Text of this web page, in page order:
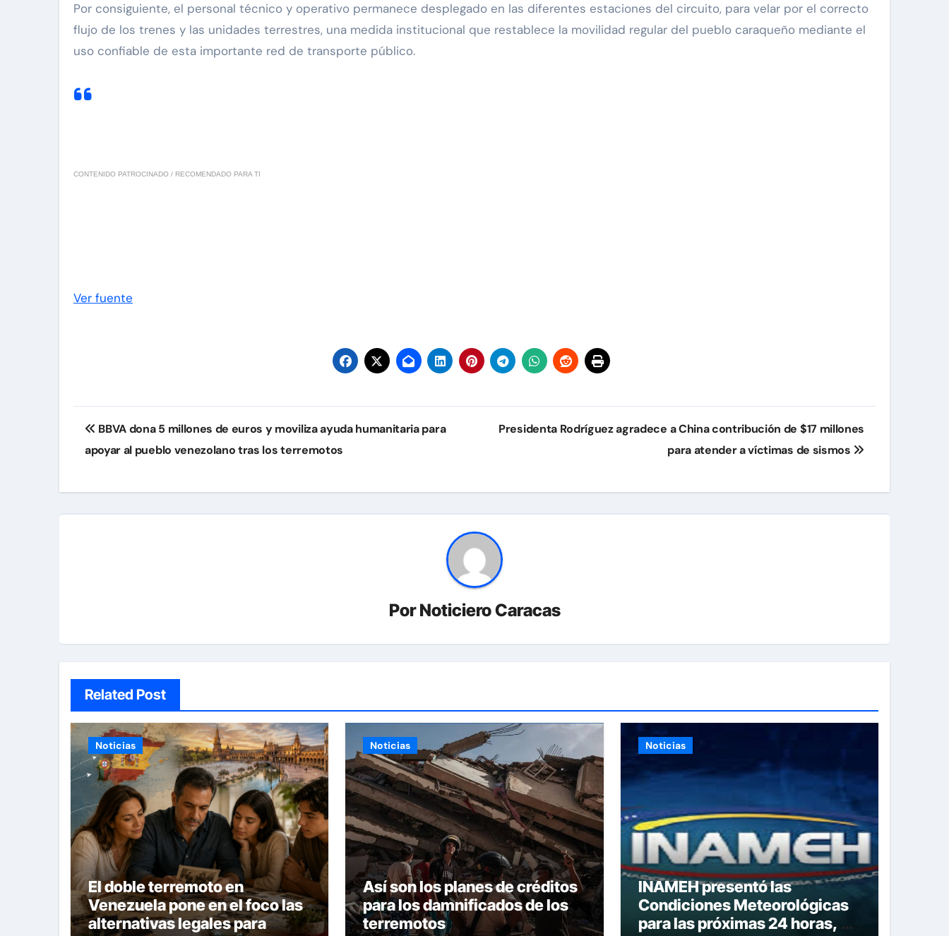
Por consiguiente, el personal técnico y operativo permanece desplegado en las diferentes estaciones del circuito, para velar por el correcto
flujo de los trenes y las unidades terrestres, una medida institucional que restablece la movilidad regular del pueblo caraqueño mediante el
uso confiable de esta importante red de transporte público.
CONTENIDO PATROCINADO / RECOMENDADO PARA TI
Ver fuente
Navegación
de
BBVA dona 5 millones de euros y moviliza ayuda humanitaria para
apoyar al pueblo venezolano tras los terremotos
Presidenta Rodríguez agradece a China contribución de $17 millones
para atender a víctimas de sismos
PorNoticiero Caracas
Related Post
Noticias
El doble terremoto en
Venezuela pone en el foco las
alternativas legales para
Noticias
Así son los planes de créditos
para los damnificados de los
terremotos
Noticias
INAMEH presentó las
Condiciones Meteorológicas
para las próximas 24 horas, de